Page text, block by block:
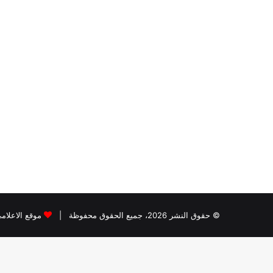
© حقوق النشر 2026، جميع الحقوق محفوظة | موقع